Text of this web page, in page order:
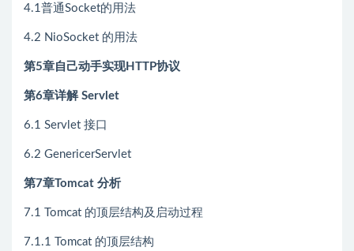
4.1普通Socket的用法
4.2 NioSocket 的用法
第5章自己动手实现HTTP协议
第6章详解 Servlet
6.1 Servlet 接口
6.2 GenericerServlet
第7章Tomcat 分析
7.1 Tomcat 的顶层结构及启动过程
7.1.1 Tomcat 的顶层结构